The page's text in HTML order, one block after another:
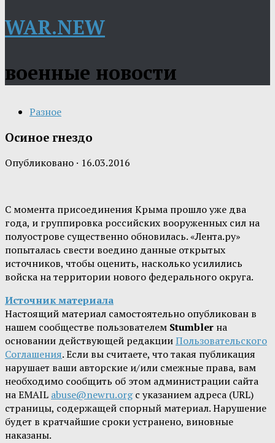
WAR.NEW
военные новости
Разное
Осиное гнездо
Опубликовано · 16.03.2016
С момента присоединения Крыма прошло уже два
года, и группировка российских вооруженных сил на
полуострове существенно обновилась. «Лента.ру»
попыталась свести воедино данные открытых
источников, чтобы оценить, насколько усилились
войска на территории нового федерального округа.
Источник материала
Настоящий материал самостоятельно опубликован в
нашем сообществе пользователем Stumbler на
основании действующей редакцииПользовательского
Соглашения. Если вы считаете, что такая публикация
нарушает ваши авторские и/или смежные права, вам
необходимо сообщить об этом администрации сайта
на EMAIL abuse@newru.orgс указанием адреса (URL)
страницы, содержащей спорный материал. Нарушение
будет в кратчайшие сроки устранено, виновные
наказаны.